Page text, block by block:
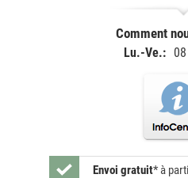
Comment
Lu.-Ve.:
Envoi gratuit* à